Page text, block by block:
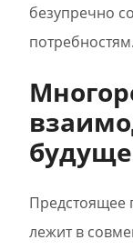
безупречно
потребностям.
Предстоящее
лежит в